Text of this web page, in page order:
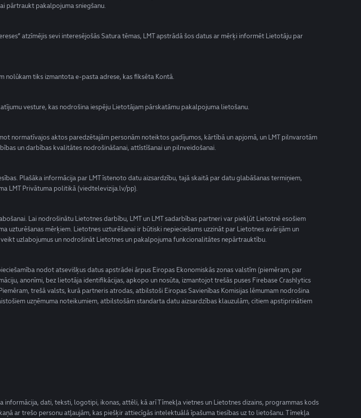
pārtraukt pakalpojuma sniegšanu.
atzīmējis sevi interesējošās Satura tēmas, LMT apstrādā šos datus ar mērķi informēt Lietotāju par
nolūkam tiks izmantota e-pasta adrese, kas fiksēta Kontā.
vesture, kas nodrošina iespēju Lietotājam pārskatāmu pakalpojuma lietošanu.
normatīvajos aktos paredzētajām personām noteiktos gadījumos, kārtībā un apjomā, un LMT pilnvarotām
un darbības kvalitātes nodrošināšanai, attīstīšanai un pilnveidošanai.
Plašāka informācija par LMT īstenoto datu aizsardzību, tajā skaitā par datu glabāšanas termiņiem,
LMT Privātuma politikā (viedtelevizija.lv/pp).
Lai nodrošinātu Lietotnes darbību, LMT un LMT sadarbības partneri var piekļūt Lietotnē esošiem
mērķiem. Lietotnes uzturēšanai ir būtiski nepieciešams uzzināt par Lietotnes avārijām un
uzlabojumus un nodrošināt Lietotnes un pakalpojuma funkcionalitātes nepārtrauktību.
nodot atsevišķus datus apstrādei ārpus Eiropas Ekonomiskās zonas valstīm (piemēram, par
anonīmi, bez lietotāja identifikācijas, apkopo un nosūta, izmantojot trešās puses Firebase Crashlytics
trešā valsts, kurā partneris atrodas, atbilstoši Eiropas Savienības Komisijas lēmumam nodrošina
uzņēmuma noteikumiem, atbilstošām standarta datu aizsardzības klauzulām, citiem apstiprinātiem
informācija, dati, teksti, logotipi, ikonas, attēli, kā arī Tīmekļa vietnes un Lietotnes dizains, programmas kods
ar trešo personu atļaujām, kas piešķir attiecīgās intelektuālā īpašuma tiesības uz to lietošanu. Tīmekļa